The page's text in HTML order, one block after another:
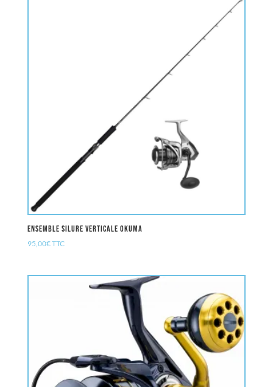
Ensemble Silure Verticale OKUMA
95,00€TTC